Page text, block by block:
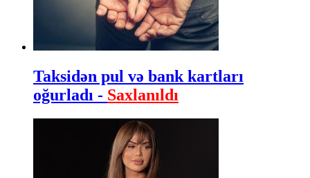
Taksidən pul və bank kartları
oğurladı - Saxlanıldı